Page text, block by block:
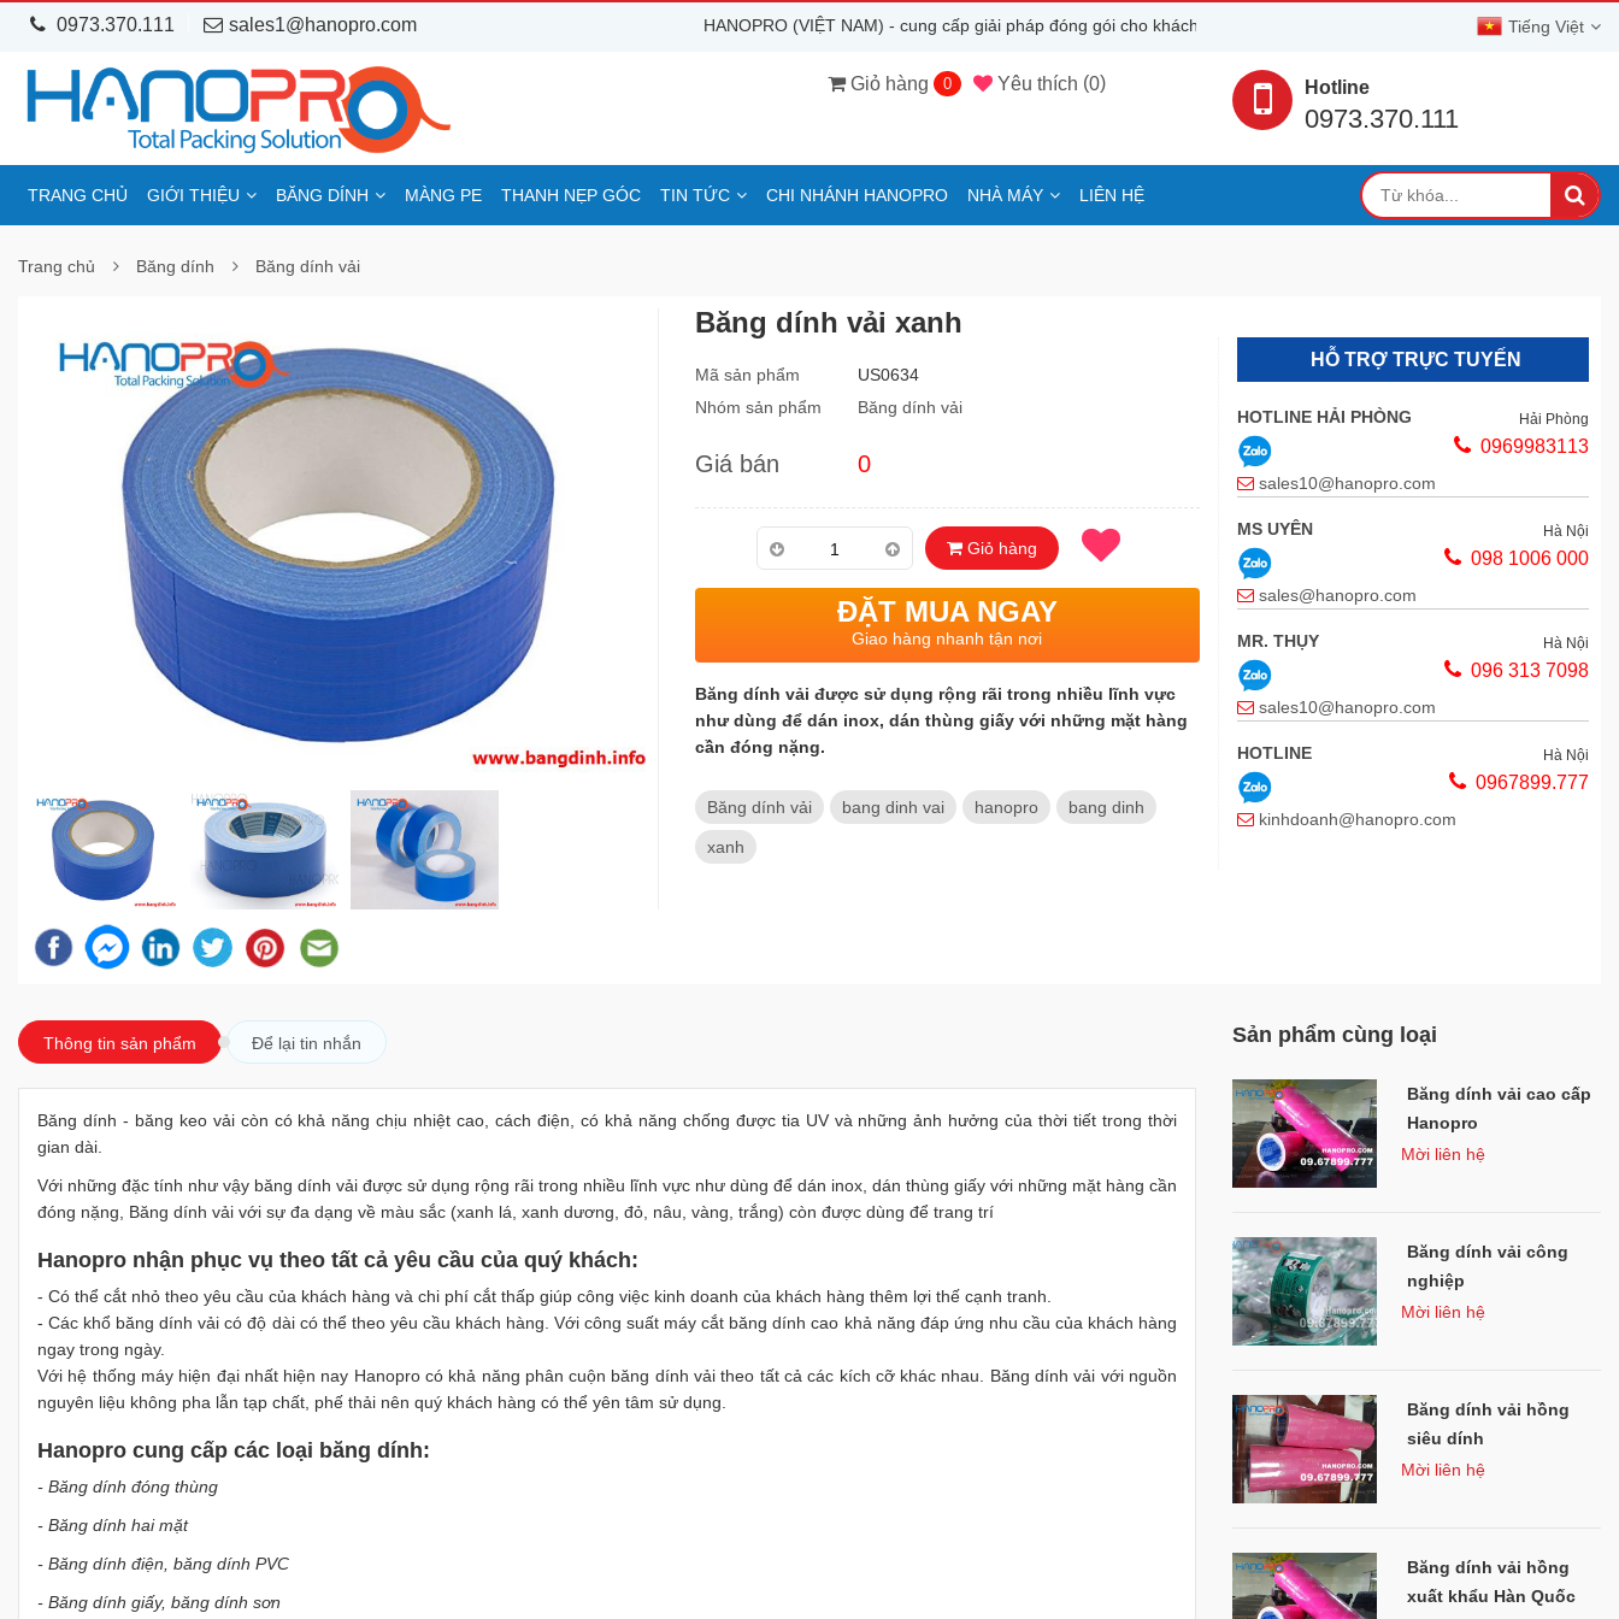
0973.370.111 sales1@hanopro.com HANOPRO (VIỆT NAM) - cung cấp giải pháp đóng gói cho khách hàng Tiếng Việt
Giỏ hàng 0 Yêu thích (0) Hotline
0973.370.111
TRANG CHỦ GIỚI THIỆU BĂNG DÍNH MÀNG PE THANH NẸP GÓC TIN TỨC CHI NHÁNH HANOPRO NHÀ MÁY LIÊN HỆ
Trang chủ Băng dính Băng dính vải
Băng dính vải xanh
Mã sản phẩm
US0634
Nhóm sản phẩm
Băng dính vải
Giá bán 0
Giỏ hàng
ĐẶT MUA NGAY
Giao hàng nhanh tận nơi
Băng dính vải được sử dụng rộng rãi trong nhiều lĩnh vực
như dùng để dán inox, dán thùng giấy với những mặt hàng
cần đóng nặng.
Băng dính vải bang dinh vai hanopro bang dinh
xanh
HỖ TRỢ TRỰC TUYẾN
HOTLINE HẢI PHÒNG Hải Phòng
0969983113
sales10@hanopro.com
MS UYÊN Hà Nội
098 1006 000
sales@hanopro.com
MR. THỤY Hà Nội
096 313 7098
sales10@hanopro.com
HOTLINE Hà Nội
0967899.777
kinhdoanh@hanopro.com
chamsockhachhang@hanopro.com
HOTLINE Vĩnh Phúc
0902 167 333
chamsockhachhang@hanopro.com
chamsockhachhang@hanopro.com
Thông tin sản phẩm Để lại tin nhắn
Băng dính - băng keo vải còn có khả năng chịu nhiệt cao, cách điện, có khả năng chống được tia UV và những ảnh hưởng của thời tiết trong thời
gian dài.
Với những đặc tính như vậy băng dính vải được sử dụng rộng rãi trong nhiều lĩnh vực như dùng để dán inox, dán thùng giấy với những mặt hàng cần
đóng nặng, Băng dính vải với sự đa dạng về màu sắc (xanh lá, xanh dương, đỏ, nâu, vàng, trắng) còn được dùng để trang trí
Hanopro nhận phục vụ theo tất cả yêu cầu của quý khách:
- Có thể cắt nhỏ theo yêu cầu của khách hàng và chi phí cắt thấp giúp công việc kinh doanh của khách hàng thêm lợi thế cạnh tranh.
- Các khổ băng dính vải có độ dài có thể theo yêu cầu khách hàng. Với công suất máy cắt băng dính cao khả năng đáp ứng nhu cầu của khách hàng
ngay trong ngày.
Với hệ thống máy hiện đại nhất hiện nay Hanopro có khả năng phân cuộn băng dính vải theo tất cả các kích cỡ khác nhau. Băng dính vải với nguồn
nguyên liệu không pha lẫn tạp chất, phế thải nên quý khách hàng có thể yên tâm sử dụng.
Hanopro cung cấp các loại băng dính:
- Băng dính đóng thùng
- Băng dính hai mặt
- Băng dính điện, băng dính PVC
- Băng dính giấy, băng dính sơn
Sản phẩm cùng loại
Băng dính vải cao cấp
Hanopro
Mời liên hệ
Băng dính vải công
nghiệp
Mời liên hệ
Băng dính vải hồng
siêu dính
Mời liên hệ
Băng dính vải hồng
xuất khẩu Hàn Quốc